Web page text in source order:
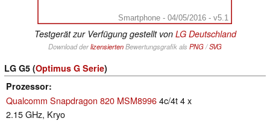
Smartphone - 04/05/2016 - v5.1
Testgerät zur Verfügung gestellt von LG Deutschland
Download derlizensiertenBewertungsgrafik als PNG/SVG
LG G5 (Optimus G Serie)
Prozessor
Qualcomm Snapdragon 820 MSM89964c/4t 4 x
2.15 GHz, Kryo